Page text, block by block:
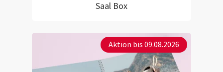
Saal Box
Aktion bis 09.08.2026